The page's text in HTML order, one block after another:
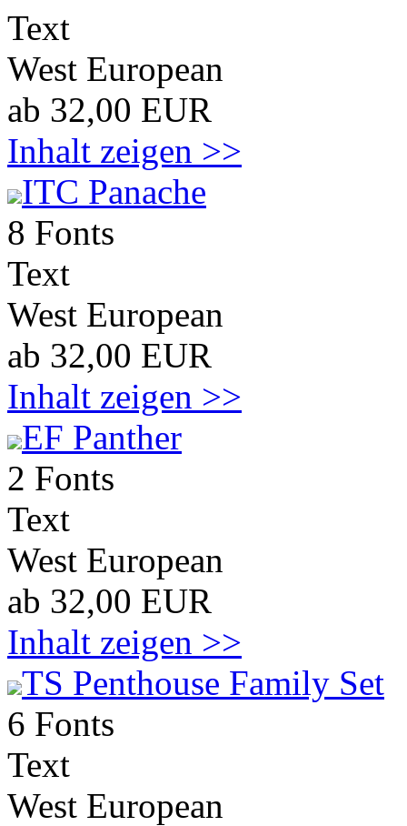
Text
West European
ab 32,00 EUR
Inhalt zeigen >>
ITC Panache
8 Fonts
Text
West European
ab 32,00 EUR
Inhalt zeigen >>
EF Panther
2 Fonts
Text
West European
ab 32,00 EUR
Inhalt zeigen >>
TS Penthouse Family Set
6 Fonts
Text
West European